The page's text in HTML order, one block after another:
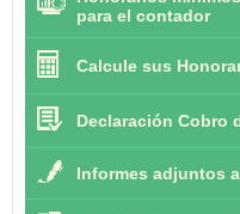
para el contador
Calcule sus
Declaración Cobro
Informes adjuntos